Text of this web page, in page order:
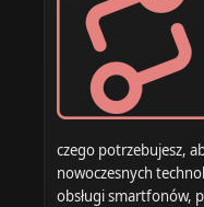
czego potrzebujesz,
nowoczesnych
obsługi smartfonów,